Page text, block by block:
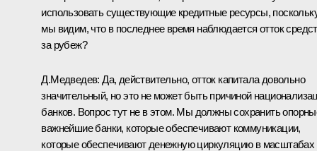
использовать существующие кредитные ресурсы,
мы видим, что в последнее время наблюдается отток
за рубеж?
Д.Медведев: Да, действительно, отток капитала довольно
значительный, но это не может быть причиной
банков. Вопрос тут не в этом. Мы должны сохранить
важнейшие банки, которые обеспечивают коммуникации,
которые обеспечивают денежную циркуляцию в масштабах